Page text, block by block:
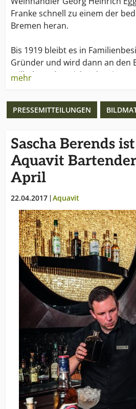
Franke schnell zu einem der
Bremen heran.
Bis 1919 bleibt es in
Gründer und wird dann an den
Wilhelm Oskar Richard Meier
in vierter Generation leitet. 1996
Firmenbeteiligung der KWV die
unterstrichen und ausgebaut.
Das weit reichende
heute neben Spirituosen und
allem auf hochwertige Weine
Österreich, Spanien, Portugal,
Kalifornien und Australien.
seinen internationalen Partnern
Dienstleistungen bei der
in Deutschland.
Das 1804 gegründete
Franke ist einer der
Spirituosenhändler
Vertriebspartner für
Spirituosenmarken im
Cash & Carry. Eggers & Franke
Tochtergesellschaft der
Firmengruppe, zu der auch die
und Fachhandelsspezialisten
Domaines & Châteaux und Joh.
Versandhändler Ruyter & Ast
gehören.
mehr
PRESSEMITTEILUNGEN
Sascha Berends
Aquavit
April
22.04.2017 Aquavit